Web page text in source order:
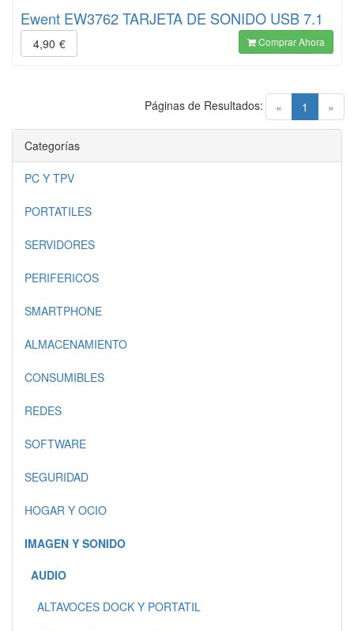
Ewent EW3762 TARJETA DE SONIDO USB 7.1
4,90 € Comprar Ahora
« 1 (current)
»
Páginas de Resultados:
Categorías
PC Y TPV
PORTATILES
SERVIDORES
PERIFERICOS
SMARTPHONE
ALMACENAMIENTO
CONSUMIBLES
REDES
SOFTWARE
SEGURIDAD
HOGAR Y OCIO
IMAGEN Y SONIDO
AUDIO
ALTAVOCES DOCK Y PORTATIL